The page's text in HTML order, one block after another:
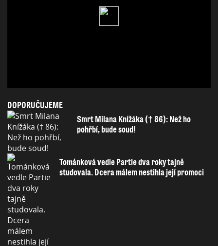
DOPORUČUJEME
Smrt Milana Knížáka († 86): Než ho
pohřbí, bude soud!
Tománková vedle Partie dva roky tajně
studovala. Dcera málem nestihla její promoci